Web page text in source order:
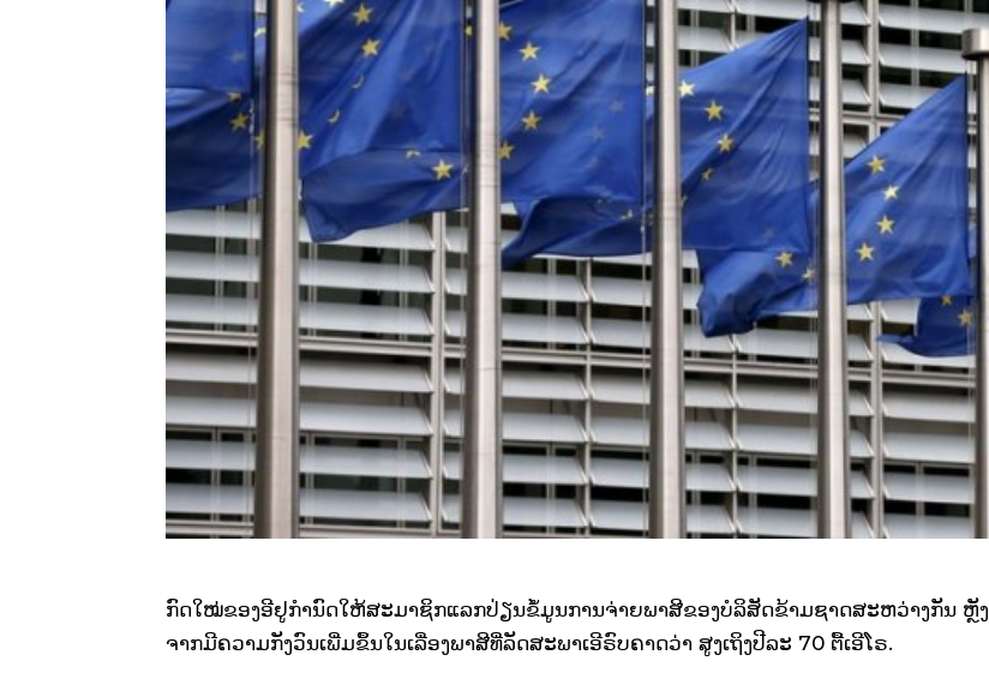
ກົດ​ໃໝ່​ຂອງ​ອີ​ຢູກຳນົດ​ໃຫ້​ສະມາຊິກ​ແລກປ່ຽນ​ຂໍ້​ມູນ​ການ​ຈ່າຍ​ພາສີ​ຂອງ​ບໍລິສັດ​ຂ້າມ​ຊາດ​ສະຫວ່າງ​ກັນ ຫຼັງ​
ຈາກ​ມີ​ຄວາມ​ກັງວົນ​​ເພີ່​​ມຂຶ້ນ​ໃນ​ເລື່ອງພາສີທີ່​ລັດ​ສະພາ​ເອີ​ຣົບຄາດ​ວ່າ ສູງ​ເຖິງ​ປີລະ 70 ຕື້​ເອີ​ໂຣ.